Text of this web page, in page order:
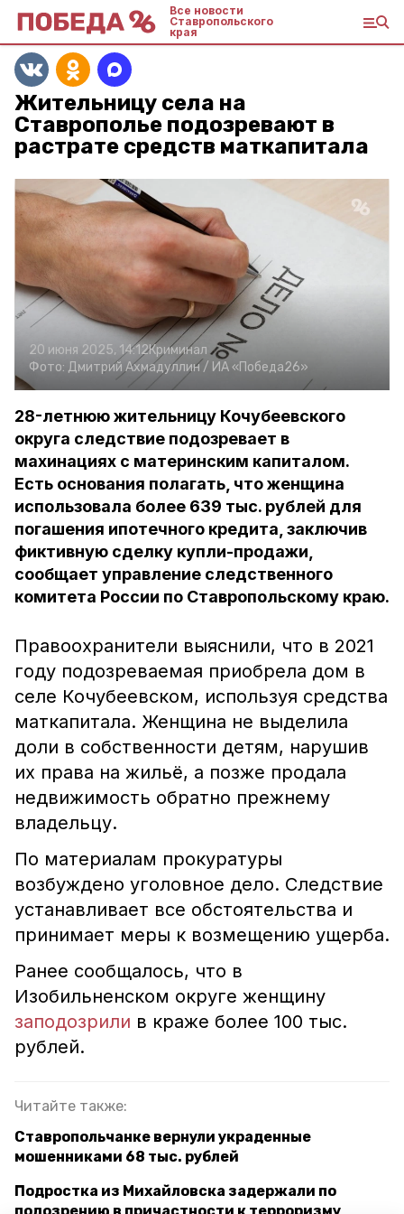
Все новости
Ставропольского
края
Жительницу села на
Ставрополье подозревают в
растрате средств маткапитала
20 июня 2025, 14:12Криминал
Фото: Дмитрий Ахмадуллин / ИА «Победа26»
28-летнюю жительницу Кочубеевского
округа следствие подозревает в
махинациях с материнским капиталом.
Есть основания полагать, что женщина
использовала более 639 тыс. рублей для
погашения ипотечного кредита, заключив
фиктивную сделку купли-продажи,
сообщает управление следственного
комитета России по Ставропольскому краю.
Правоохранители выяснили, что в 2021
году подозреваемая приобрела дом в
селе Кочубеевском, используя средства
маткапитала. Женщина не выделила
доли в собственности детям, нарушив
их права на жильё, а позже продала
недвижимость обратно прежнему
владельцу.
По материалам прокуратуры
возбуждено уголовное дело. Следствие
устанавливает все обстоятельства и
принимает меры к возмещению ущерба.
Ранее сообщалось, что в
Изобильненском округе женщину
заподозрили в краже более 100 тыс.
рублей.
Читайте также:
Ставропольчанке вернули украденные
мошенниками 68 тыс. рублей
Подростка из Михайловска задержали по